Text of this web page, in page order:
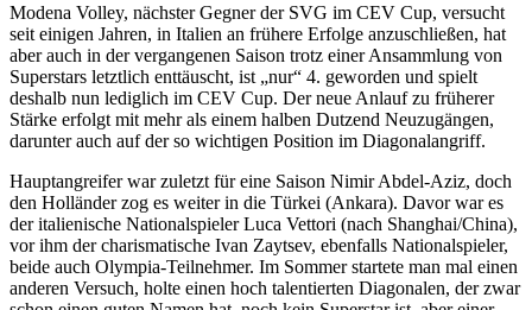
Modena Volley, nächster Gegner der SVG im CEV Cup, versucht
seit einigen Jahren, in Italien an frühere Erfolge anzuschließen, hat
aber auch in der vergangenen Saison trotz einer Ansammlung von
Superstars letztlich enttäuscht, ist „nur“ 4. geworden und spielt
deshalb nun lediglich im CEV Cup. Der neue Anlauf zu früherer
Stärke erfolgt mit mehr als einem halben Dutzend Neuzugängen,
darunter auch auf der so wichtigen Position im Diagonalangriff.
Hauptangreifer war zuletzt für eine Saison Nimir Abdel-Aziz, doch
den Holländer zog es weiter in die Türkei (Ankara). Davor war es
der italienische Nationalspieler Luca Vettori (nach Shanghai/China),
vor ihm der charismatische Ivan Zaytsev, ebenfalls Nationalspieler,
beide auch Olympia-Teilnehmer. Im Sommer startete man mal einen
anderen Versuch, holte einen hoch talentierten Diagonalen, der zwar